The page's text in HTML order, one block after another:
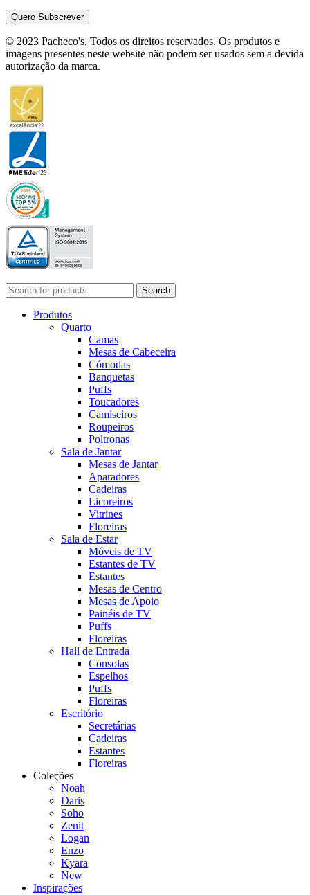
© 2023 Pacheco's. Todos os direitos reservados. Os produtos e
imagens presentes neste website não podem ser usados sem a devida
autorização da marca.
Search
Produtos
Quarto
Camas
Mesas de Cabeceira
Cómodas
Banquetas
Puffs
Toucadores
Camiseiros
Roupeiros
Poltronas
Sala de Jantar
Mesas de Jantar
Aparadores
Cadeiras
Licoreiros
Vitrines
Floreiras
Sala de Estar
Móveis de TV
Estantes de TV
Estantes
Mesas de Centro
Mesas de Apoio
Painéis de TV
Puffs
Floreiras
Hall de Entrada
Consolas
Espelhos
Puffs
Floreiras
Escritório
Secretárias
Cadeiras
Estantes
Floreiras
Coleções
Noah
Daris
Soho
Zenit
Logan
Enzo
Kyara
New
Inspirações